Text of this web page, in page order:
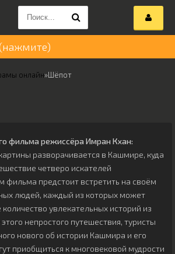
онлайн»Шёпот
фильма режиссёра Имран Кхан:
разворачивается в Кашмире, куда
четверо искателей
фильма предстоит встретить на своём
людей, каждый из которых может
увлекательных историй из
непростого путешествия, туристы
нового об истории Кашмира и его
приобщиться к многовековой мудрости